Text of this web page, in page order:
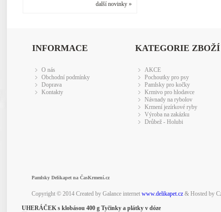
další novinky »
INFORMACE
O nás
Obchodní podmínky
Doprava
Kontakty
KATEGORIE ZBOŽÍ
AKCE
Pochoutky pro psy
Pamlsky pro kočky
Krmivo pro hlodavce
Návnady na rybolov
Krmení jezírkové ryby
Výroba na zakázku
Drůbež - Holubi
Pamlsky Delikapet na ČasKrmení.cz
Copyright © 2014 Created by Galance internet www.delikapet.cz& Hosted by
UHERÁČEK s klobásou 400 g Tyčinky a plátky v dóze